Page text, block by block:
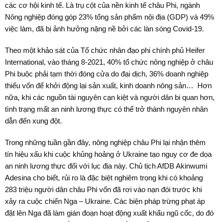
các cơ hội kinh tế. Là trụ cột của nền kinh tế châu Phi, ngành
Nông nghiệp đóng góp 23% tổng sản phẩm nội địa (GDP) và 49%
việc làm, đã bị ảnh hưởng nặng nề bởi các làn sóng Covid-19.
Theo một khảo sát của Tổ chức nhân đạo phi chính phủ Heifer
International, vào tháng 8-2021, 40% tổ chức nông nghiệp ở châu
Phi buộc phải tạm thời đóng cửa do đại dịch, 36% doanh nghiệp
thiếu vốn để khởi động lại sản xuất, kinh doanh nông sản… Hơn
nữa, khi các nguồn tài nguyên cạn kiệt và người dân bi quan hơn,
tình trạng mất an ninh lương thực có thể trở thành nguyên nhân
dẫn đến xung đột.
Trong những tuần gần đây, nông nghiệp châu Phi lại nhận thêm
tín hiệu xấu khi cuộc khủng hoảng ở Ukraine tạo nguy cơ đe dọa
an ninh lương thực đối với lục địa này. Chủ tịch AfDB Akinwumi
Adesina cho biết, rủi ro là đặc biệt nghiêm trọng khi có khoảng
283 triệu người dân châu Phi vốn đã rơi vào nạn đói trước khi
xảy ra cuộc chiến Nga – Ukraine. Các biện pháp trừng phạt áp
đặt lên Nga đã làm gián đoạn hoạt động xuất khẩu ngũ cốc, do đó